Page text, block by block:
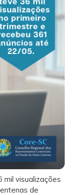
mil visualizações
de